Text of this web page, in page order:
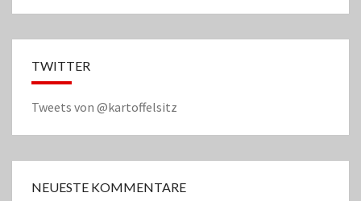
TWITTER
Tweets von @kartoffelsitz
NEUESTE KOMMENTARE